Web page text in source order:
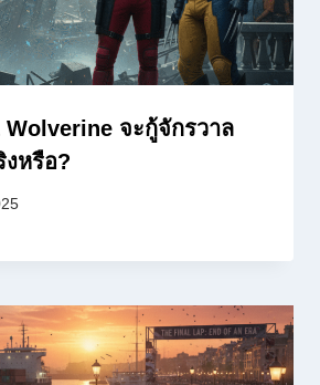
Wolverine จะกู้จักรวาล
งหรือ?